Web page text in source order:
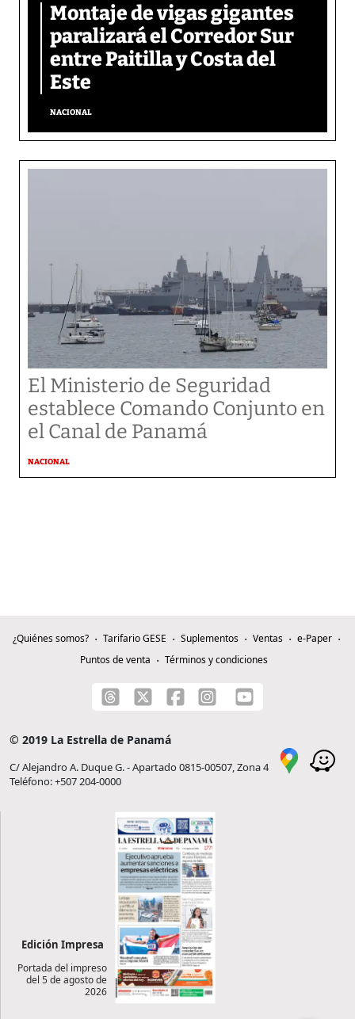
Montaje de vigas gigantes
paralizará el Corredor Sur
entre Paitilla y Costa del
Este
NACIONAL
El Ministerio de Seguridad
establece Comando Conjunto en
el Canal de Panamá
NACIONAL
¿Quiénes somos? Tarifario GESE Suplementos Ventas
e-Paper
Puntos de venta
Términos y condiciones
© 2019 La Estrella de Panamá
C/ Alejandro A. Duque G. - Apartado 0815-00507, Zona 4
Teléfono: +507 204-0000
Edición Impresa
Portada del impreso
del 5 de agosto de
2026